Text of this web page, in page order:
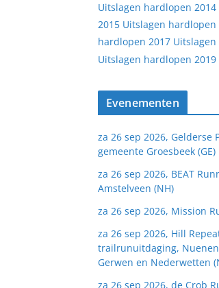
Uitslagen hardlopen 2014
2015 Uitslagen hardlopen
hardlopen 2017
Uitslagen hardlopen 2019
Evenementen
za 26 sep 2026, Gelderse
gemeente Groesbeek (GE)
za 26 sep 2026, BEAT
Amstelveen (NH)
za 26 sep 2026, Mission
za 26 sep 2026, Hill
trailrunuitdaging,
Gerwen en Nederwetten
za 26 sep 2026, de Crob